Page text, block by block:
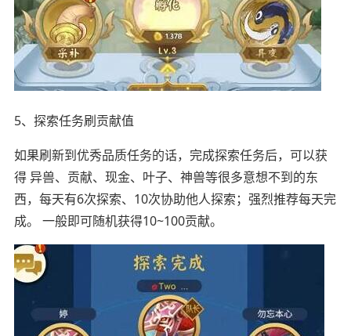
5、探索任务刷贡献值
如果刷新到优秀品质任务的话，完成探索任务后，可以获
得 异兽、贡献、现金、叶子、神兽等很多意想不到的东
西，每天有6次探索、10次协助他人探索；强烈推荐每天完
成。 一般即可随机获得10~100贡献。